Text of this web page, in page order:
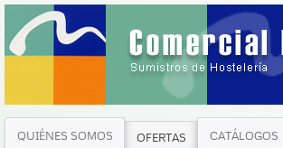
QUIÉNES SOMOS OFERTAS CATÁLOGOS